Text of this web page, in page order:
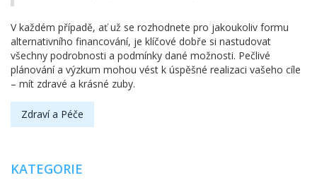
V každém případě, ať už se rozhodnete pro jakoukoliv formu
alternativního financování, je klíčové dobře si nastudovat
všechny podrobnosti a podmínky dané možnosti. Pečlivé
plánování a výzkum mohou vést k úspěšné realizaci vašeho cíle
– mít zdravé a krásné zuby.
Zdraví a Péče
KATEGORIE